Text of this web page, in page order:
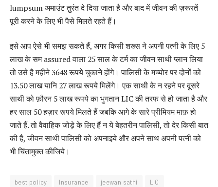
lumpsum अमाउंट तुरंत दे दिया जाता है और बाद में जीवन की ज़रूरतें
पूरी करने के लिए भी पैसे मिलते रहते हैं।
इसे आप ऐसे भी समझ सकते हैं, अगर किसी शख्स ने अपनी पत्नी के लिए 5
लाख के सम assured वाला 25 साल के टर्म का जीवन साथी प्लान लिया
तो उसे है महीने 3648 रूपये चुकाने होंगे। पालिसी के मच्योर पर दोनों को
13.50 लाख यानि 27 लाख रूपये मिलेंगे। एक साथी के न रहने पर दूसरे
साथी को फ़ौरन 5 लाख रूपये का भुगतान LIC की तरफ से हो जाता है और
हर साल 50 हज़ार रूपये मिलते हैं जबकि आगे के सारे प्रीमियम माफ़ हो
जाते हैं. तो वैवाहिक जोड़े के लिए हैं न ये बेहतरीन पालिसी, तो देर किसी बात
की है, जीवन साथी पालिसी को अपनाइये और अपने साथ अपनी पत्नी को
भी चिंतामुक्त कीजिये।
best policy Insurance jeewan sathi LIC